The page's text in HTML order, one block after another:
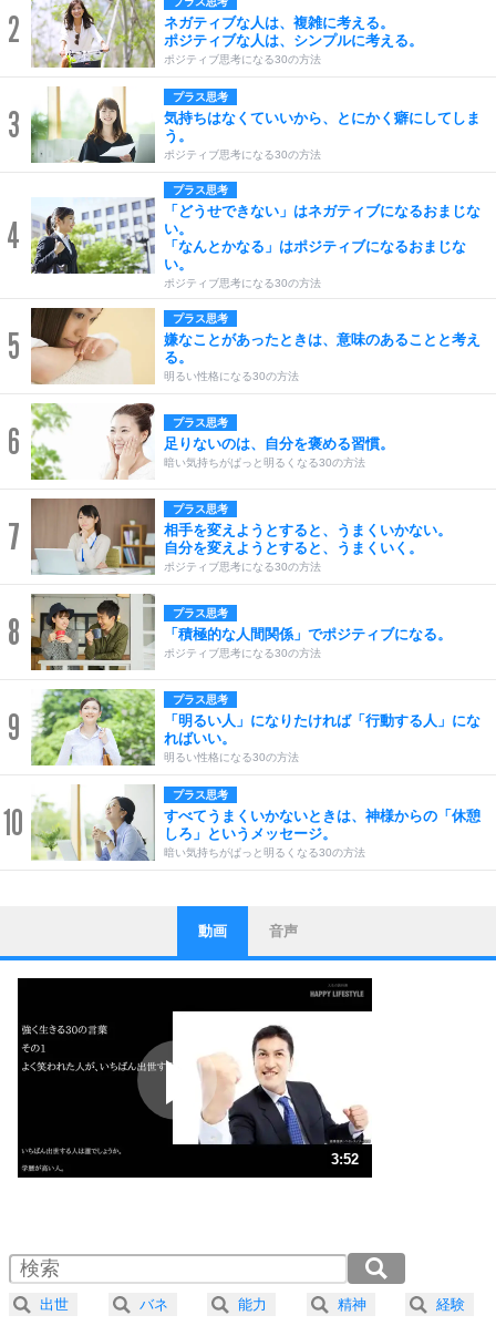
2
ネガティブな人は、複雑に考える。
ポジティブな人は、シンプルに考える。
ポジティブ思考になる30の方法
3
プラス思考
気持ちはなくていいから、とにかく癖にしてしま
う。
ポジティブ思考になる30の方法
4
プラス思考
「どうせできない」はネガティブになるおまじな
い。
「なんとかなる」はポジティブになるおまじな
い。
ポジティブ思考になる30の方法
5
プラス思考
嫌なことがあったときは、意味のあることと考え
る。
明るい性格になる30の方法
6 プラス思考
足りないのは、自分を褒める習慣。
暗い気持ちがぱっと明るくなる30の方法
7
プラス思考
相手を変えようとすると、うまくいかない。
自分を変えようとすると、うまくいく。
ポジティブ思考になる30の方法
8 プラス思考
「積極的な人間関係」でポジティブになる。
ポジティブ思考になる30の方法
9
プラス思考
「明るい人」になりたければ「行動する人」にな
ればいい。
明るい性格になる30の方法
10
プラス思考
すべてうまくいかないときは、神様からの「休憩
しろ」というメッセージ。
暗い気持ちがぱっと明るくなる30の方法
1
ストレス対策
他人と比べない。
いっそのこと、他人を見ない。
いらいらしない人になる30の方法
ポジティブになれない原因は、行動しないから。
ポジティブ思考になる30の方法
ストレス対策
人生、なんとかなるもの。
気楽に生きる30の方法
4 器の大きい人は、怒りを優しさで表現する。
プラス思考
動画 音声
3:52
2.0倍速 （454KB 1分56秒）
2.5倍速 （364KB 1分32秒）
3.0倍速 （303KB 1分17秒）
出世 バネ 能力 精神 経験